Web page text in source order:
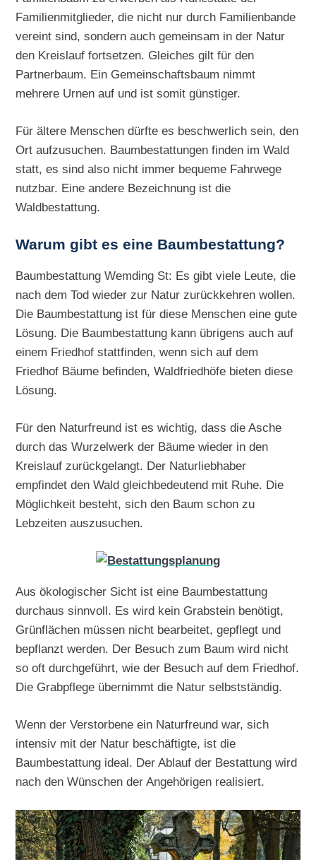
Familienmitglieder, die nicht nur durch Familienbande
vereint sind, sondern auch gemeinsam in der Natur
den Kreislauf fortsetzen. Gleiches gilt für den
Partnerbaum. Ein Gemeinschaftsbaum nimmt
mehrere Urnen auf und ist somit günstiger.
Für ältere Menschen dürfte es beschwerlich sein, den
Ort aufzusuchen. Baumbestattungen finden im Wald
statt, es sind also nicht immer bequeme Fahrwege
nutzbar. Eine andere Bezeichnung ist die
Waldbestattung.
Warum gibt es eine Baumbestattung?
Baumbestattung Wemding St: Es gibt viele Leute, die
nach dem Tod wieder zur Natur zurückkehren wollen.
Die Baumbestattung ist für diese Menschen eine gute
Lösung. Die Baumbestattung kann übrigens auch auf
einem Friedhof stattfinden, wenn sich auf dem
Friedhof Bäume befinden, Waldfriedhöfe bieten diese
Lösung.
Für den Naturfreund ist es wichtig, dass die Asche
durch das Wurzelwerk der Bäume wieder in den
Kreislauf zurückgelangt. Der Naturliebhaber
empfindet den Wald gleichbedeutend mit Ruhe. Die
Möglichkeit besteht, sich den Baum schon zu
Lebzeiten auszusuchen.
Aus ökologischer Sicht ist eine Baumbestattung
durchaus sinnvoll. Es wird kein Grabstein benötigt,
Grünflächen müssen nicht bearbeitet, gepflegt und
bepflanzt werden. Der Besuch zum Baum wird nicht
so oft durchgeführt, wie der Besuch auf dem Friedhof.
Die Grabpflege übernimmt die Natur selbstständig.
Wenn der Verstorbene ein Naturfreund war, sich
intensiv mit der Natur beschäftigte, ist die
Baumbestattung ideal. Der Ablauf der Bestattung wird
nach den Wünschen der Angehörigen realisiert.